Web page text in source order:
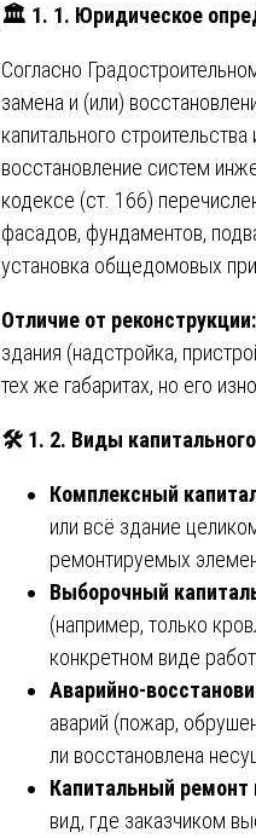
🏛 1. 1. Юридическое
Согласно
замена и (или)
капитального
восстановление систем
кодексе (ст. 166)
фасадов, фундаментов,
установка общедомовых
Отличие от реконструкции:
здания (надстройка,
тех же габаритах, но его
🛠 1. 2. Виды
Комплексный
или всё здание
ремонтируемых
Выборочный
(например, только
конкретном виде работ.
Аварийно-
аварий (пожар,
ли восстановлена
Капитальный ремонт
вид, где заказчиком